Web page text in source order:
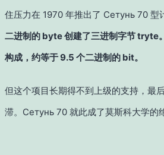
住压力在 1970 年推出了 Сетунь 70 型
二进制的 byte 创建了三进制字节 tryte
构成，约等于 9.5 个二进制的 bit。
但这个项目长期得不到上级的支持，最
滞。 Сетунь 70 就此成了莫斯科大学的